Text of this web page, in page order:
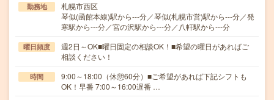
勤務地
札幌市西区
琴似(函館本線)駅から---分／琴似(札幌市営)駅から---分／発
寒駅から---分／宮の沢駅から---分／八軒駅から---分
曜日頻度
週2日～OK■曜日固定の相談OK！■希望の曜日があればご
相談ください！
時間
9:00～18:00（休憩60分）■ご希望があれば下記シフトも
OK！早番 7:00～16:00遅番 …